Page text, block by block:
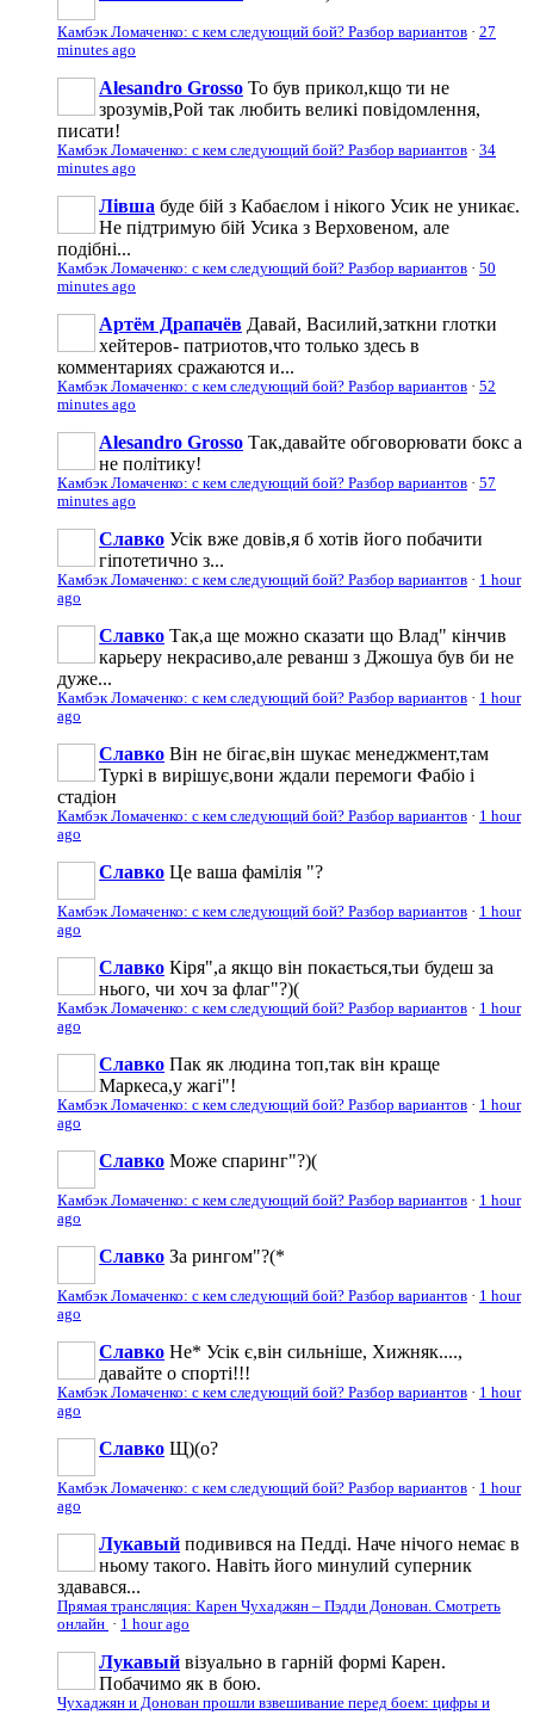
Камбэк Ломаченко: с кем следующий бой? Разбор вариантов · 27
minutes ago
Alesandro Grosso То був прикол,кщо ти не
зрозумів,Рой так любить великі повідомлення,
писати!
Камбэк Ломаченко: с кем следующий бой? Разбор вариантов · 34
minutes ago
Лівша буде бій з Кабаєлом і нікого Усик не уникає.
Не підтримую бій Усика з Верховеном, але
подібні...
Камбэк Ломаченко: с кем следующий бой? Разбор вариантов · 50
minutes ago
Артём Драпачёв Давай, Василий,заткни глотки
хейтеров- патриотов,что только здесь в
комментариях сражаются и...
Камбэк Ломаченко: с кем следующий бой? Разбор вариантов · 52
minutes ago
Alesandro Grosso Так,давайте обговорювати бокс а
не політику!
Камбэк Ломаченко: с кем следующий бой? Разбор вариантов · 57
minutes ago
Славко Усік вже довів,я б хотів його побачити
гіпотетично з...
Камбэк Ломаченко: с кем следующий бой? Разбор вариантов · 1 hour
ago
Славко Так,а ще можно сказати що Влад" кінчив
карьеру некрасиво,але реванш з Джошуа був би не
дуже...
Камбэк Ломаченко: с кем следующий бой? Разбор вариантов · 1 hour
ago
Славко Він не бігає,він шукає менеджмент,там
Туркі в вирішує,вони ждали перемоги Фабіо і
стадіон
Камбэк Ломаченко: с кем следующий бой? Разбор вариантов · 1 hour
ago
Славко Це ваша фамілія "?
Камбэк Ломаченко: с кем следующий бой? Разбор вариантов · 1 hour
ago
Славко Кіря",а якщо він покається,тьи будеш за
нього, чи хоч за флаг"?)(
Камбэк Ломаченко: с кем следующий бой? Разбор вариантов · 1 hour
ago
Славко Пак як людина топ,так він краще
Маркеса,у жагі"!
Камбэк Ломаченко: с кем следующий бой? Разбор вариантов · 1 hour
ago
Славко Може спаринг"?)(
Камбэк Ломаченко: с кем следующий бой? Разбор вариантов · 1 hour
ago
Славко За рингом"?(*
Камбэк Ломаченко: с кем следующий бой? Разбор вариантов · 1 hour
ago
Славко Не* Усік є,він сильніше, Хижняк....,
давайте о спорті!!!
Камбэк Ломаченко: с кем следующий бой? Разбор вариантов · 1 hour
ago
Славко Щ)(о?
Камбэк Ломаченко: с кем следующий бой? Разбор вариантов · 1 hour
ago
Лукавый подивився на Педді. Наче нічого немає в
ньому такого. Навіть його минулий суперник
здавався...
Прямая трансляция: Карен Чухаджян – Пэдди Донован. Смотреть
онлайн · 1 hour ago
Лукавый візуально в гарній формі Карен.
Побачимо як в бою.
Чухаджян и Донован прошли взвешивание перед боем: цифры и